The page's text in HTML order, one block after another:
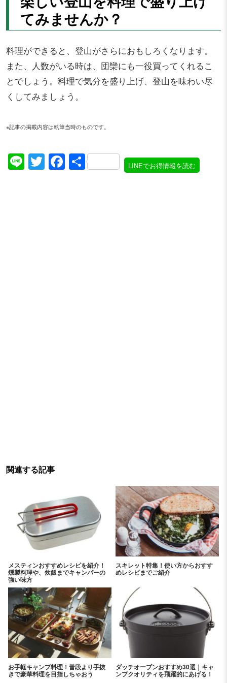
てみませんか？
料理ができると、登山がさらにおもしろくなります。
また、人数がいる時は、団欒にも一役買ってくれるこ
とでしょう。料理で気分を盛り上げ、登山を味わい尽
くしてみましょう。
※記事の掲載内容は執筆当時のものです。
LineTwitter
Facebook
共
有
LINEでお得情報を読む
関連する記事
メスティンおすすめレシピを紹介！
燻製料理や、炊飯までキャンパーの
強い味方
スキレット特集！使い方からおすす
めレシピまでご紹介
お手軽キャンプ料理！普段より手抜
きで豪華料理を目指しちゃおう
ダッチオーブンおすすめ30選｜キャ
ンプクオリティを飛躍的にあげる！